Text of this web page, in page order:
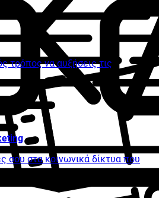
τρόπος να αυξήσεις τις
σου στα κοινωνικά δίκτυα που